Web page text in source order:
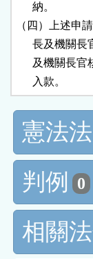
      納。
（四）上述申
長及機關
及機關長
      入款。
憲法
判例
0
相關